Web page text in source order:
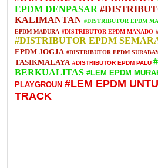
EPDM DENPASAR
KALIMANTAN #DISTRIBUTOR EPDM
EPDM MADURA #DISTRIBUTOR EPDM MANADO
#DISTRIBUTOR EPDM
EPDM JOGJA #DISTRIBUTOR EPDM
TASIKMALAYA #DISTRIBUTOR EPDM PALU
BERKUALITAS #LEM EPDM
PLAYGROUN #LEM EPDM
TRACK